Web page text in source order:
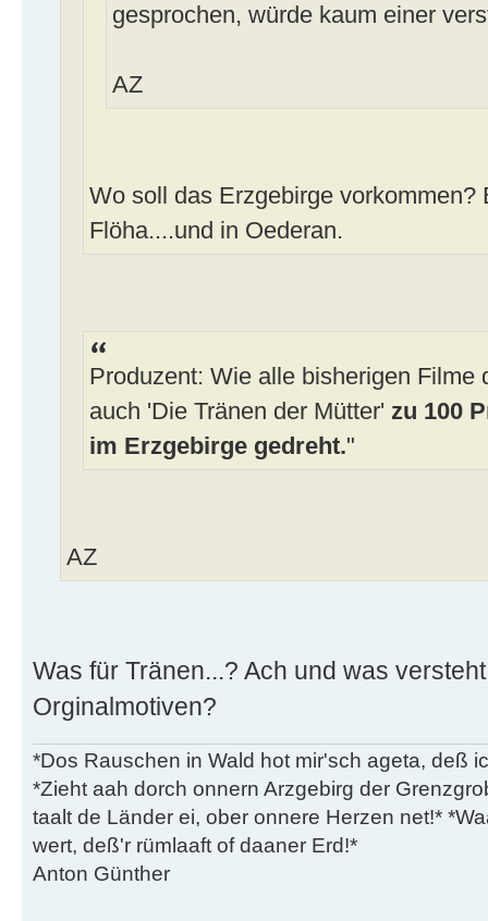
gesprochen, würde kaum einer
AZ
Wo soll das Erzgebirge vorkommen?
Flöha....und in Oederan.
Produzent: Wie alle bisherigen Filme
auch 'Die Tränen der Mütter' zu 100
im Erzgebirge gedreht."
AZ
Was für Tränen...? Ach und was
Orginalmotiven?
*Dos Rauschen in Wald hot mir'sch ageta, deß
*Zieht aah dorch onnern Arzgebirg der
taalt de Länder ei, ober onnere Herzen net!*
wert, deß'r rümlaaft of daaner Erd!*
Anton Günther